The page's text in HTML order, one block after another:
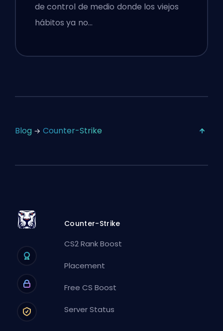
de control de medio donde los viejos
hábitos ya no…
Blog Counter-Strike
Counter-Strike
CS2 Rank Boost
Placement
Free CS Boost
Server Status